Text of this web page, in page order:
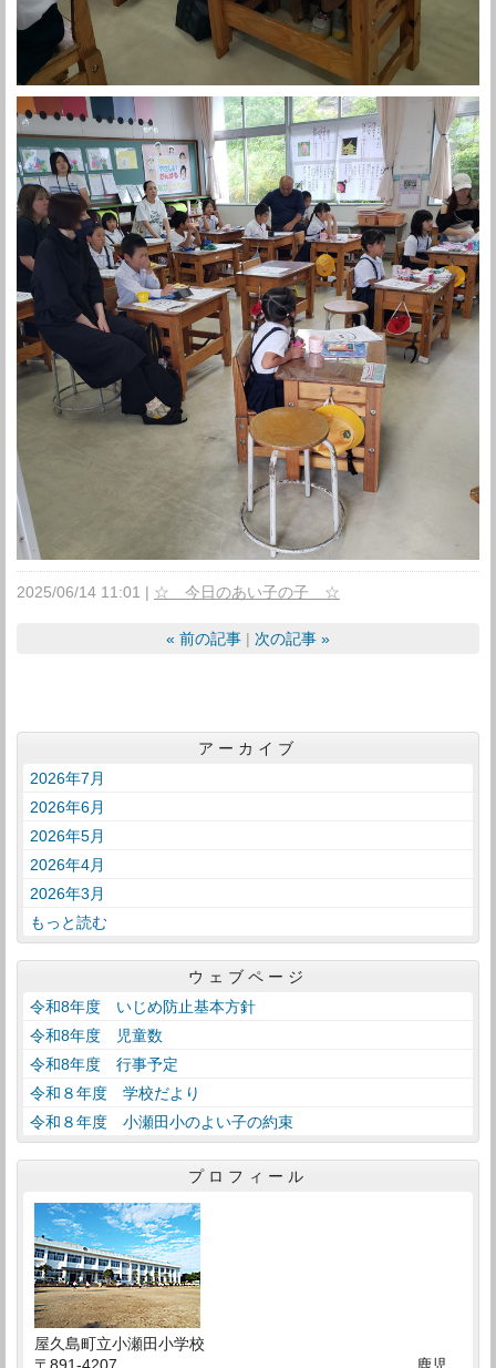
2025/06/14 11:01 ☆ 今日のあい子の子 ☆
« 前の記事 次の記事 »
アーカイブ
2026年7月
2026年6月
2026年5月
2026年4月
2026年3月
もっと読む
ウェブページ
令和8年度 いじめ防止基本方針
令和8年度 児童数
令和8年度 行事予定
令和８年度 学校だより
令和８年度 小瀬田小のよい子の約束
プロフィール
屋久島町立小瀬田小学校